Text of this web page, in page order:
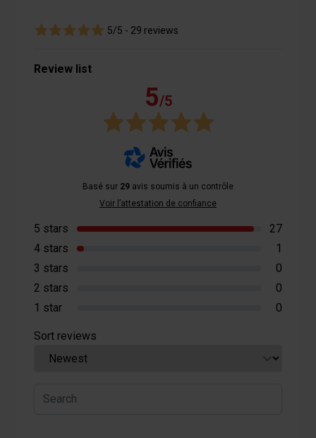
5/5 - 29 reviews
Review list
5/5
Basé sur 29 avis soumis à un contrôle
Voir l’attestation de confiance
5 stars
27
4 stars
1
3 stars
0
2 stars
0
1 star
0
Sort reviews